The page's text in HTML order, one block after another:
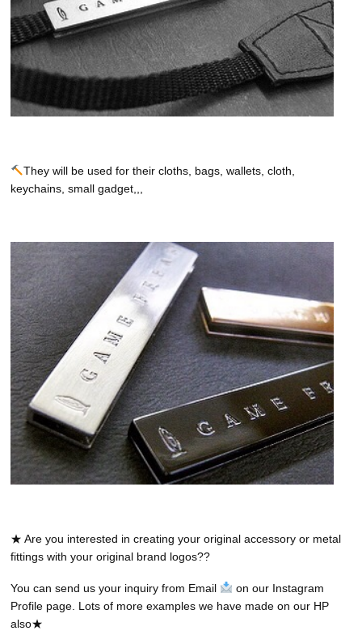
They will be used for their cloths, bags, wallets, cloth,
keychains, small gadget,,,
★ Are you interested in creating your original accessory or metal
fittings with your original brand logos??
You can send us your inquiry from Email
on our Instagram
Profile page. Lots of more examples we have made on our HP
also★